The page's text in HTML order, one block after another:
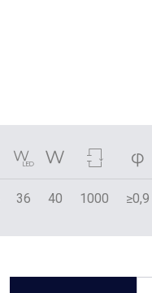
36 40 1000 ≥0,9